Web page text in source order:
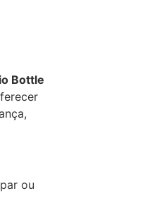
Bottle
ou